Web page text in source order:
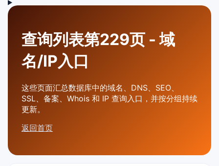
查询列表第229页 - 域
名/IP入口
这些页面汇总数据库中的域名、DNS、SEO、
SSL、备案、Whois 和 IP 查询入口，并按分组持续
更新。
返回首页